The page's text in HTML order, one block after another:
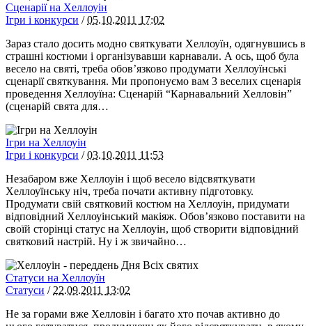
Сценарії на Хеллоуін
Ігри і конкурси /05.10.2011 17:02
Зараз стало досить модно святкувати Хеллоуїн, одягнувшись в
страшні костюми і організувавши карнавали. А ось, щоб була
весело на святі, треба обов’язково продумати Хеллоуїнські
сценарії святкування. Ми пропонуємо вам 3 веселих сценарія
проведення Хеллоуїна: Сценарій “Карнавальний Хелловін”
(сценарій свята для…
Ігри на Хеллоуін
Ігри і конкурси /03.10.2011 11:53
Незабаром вже Хеллоуін і щоб весело відсвяткувати
Хеллоуїнську ніч, треба почати активну підготовку.
Продумати свій святковий костюм на Хеллоуін, придумати
відповідний Хеллоуінський макіяж. Обов’язково поставити на
своїй сторінці статус на Хеллоуін, щоб створити відповідний
святковий настрій. Ну і ж звичайно…
Статуси на Хеллоуїн
Статуси / 22.09.2011 13:02
Не за горами вже Хелловін і багато хто почав активно до